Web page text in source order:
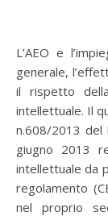
L’AEO e l’impiego degli accordi di libero scambio e, in
generale,
il rispetto
intellettuale. Il
n.608/2013 del
giugno 2013
intellettuale da
regolamento
nel proprio